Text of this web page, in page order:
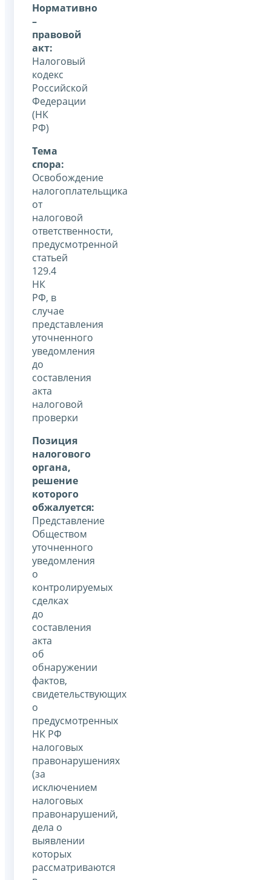
Нормативно
–
правовой
акт:
Налоговый
кодекс
Российской
Федерации
(НК
РФ)
Тема
спора:
Освобождение
налогоплательщика
от
налоговой
ответственности,
предусмотренной
статьей
129.4
НК
РФ, в
случае
представления
уточненного
уведомления
до
составления
акта
налоговой
проверки
Позиция
налогового
органа,
решение
которого
обжалуется:
Представление
Обществом
уточненного
уведомления
о
контролируемых
сделках
до
составления
акта
об
обнаружении
фактов,
свидетельствующих
о
предусмотренных
НК РФ
налоговых
правонарушениях
(за
исключением
налоговых
правонарушений,
дела о
выявлении
которых
рассматриваются